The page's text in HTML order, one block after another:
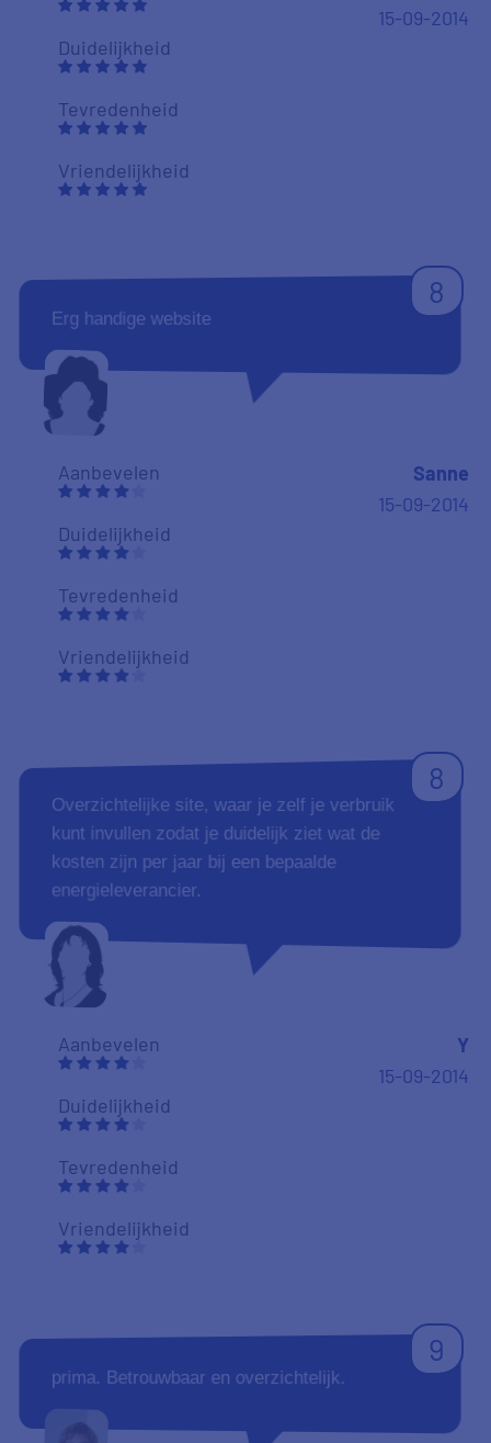
Duidelijkheid
Tevredenheid
Vriendelijkheid
15-09-2014
8
Erg handige website
Aanbevelen
Duidelijkheid
Tevredenheid
Vriendelijkheid
Sanne
15-09-2014
8
Overzichtelijke site, waar je zelf je verbruik
kunt invullen zodat je duidelijk ziet wat de
kosten zijn per jaar bij een bepaalde
energieleverancier.
Aanbevelen
Duidelijkheid
Tevredenheid
Vriendelijkheid
Y
15-09-2014
9
prima. Betrouwbaar en overzichtelijk.